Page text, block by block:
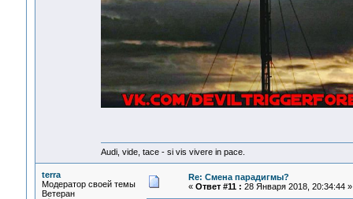
Audi, vide, tace - si vis vivere in pace.
terra
Модератор своей темы
Ветеран
Re: Смена парадигмы?
« Ответ #11 : 28 Января 2018, 20:34:44 »